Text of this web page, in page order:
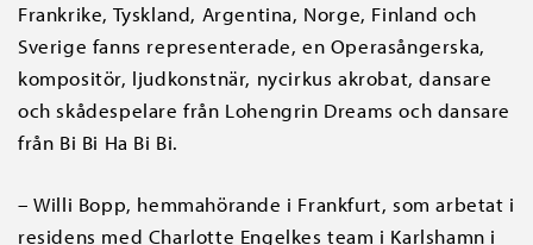
Frankrike, Tyskland, Argentina, Norge, Finland och
Sverige fanns representerade, en Operasångerska,
kompositör, ljudkonstnär, nycirkus akrobat, dansare
och skådespelare från Lohengrin Dreams och dansare
från Bi Bi Ha Bi Bi.
– Willi Bopp, hemmahörande i Frankfurt, som arbetat i
residens med Charlotte Engelkes team i Karlshamn i